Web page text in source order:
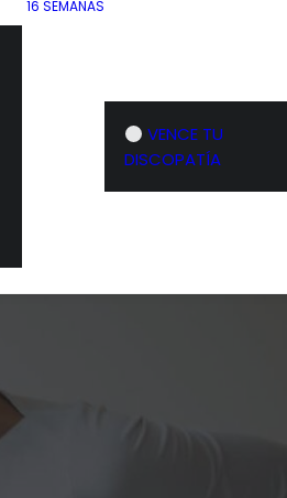
16 SEMANAS
VENCE TU
DISCOPATÍA